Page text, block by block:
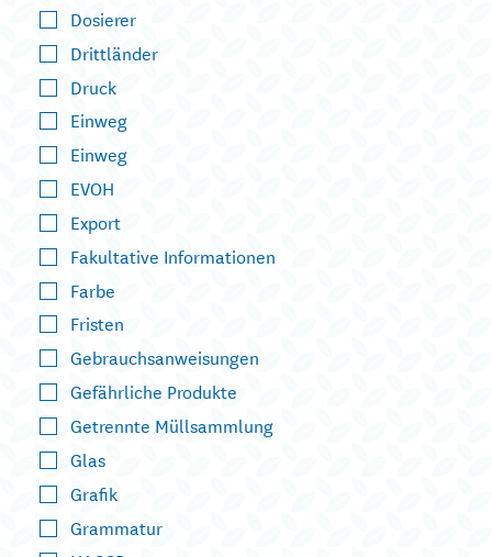
Dosierer
Drittländer
Druck
Einweg
Einweg
EVOH
Export
Fakultative Informationen
Farbe
Fristen
Gebrauchsanweisungen
Gefährliche Produkte
Getrennte Müllsammlung
Glas
Grafik
Grammatur